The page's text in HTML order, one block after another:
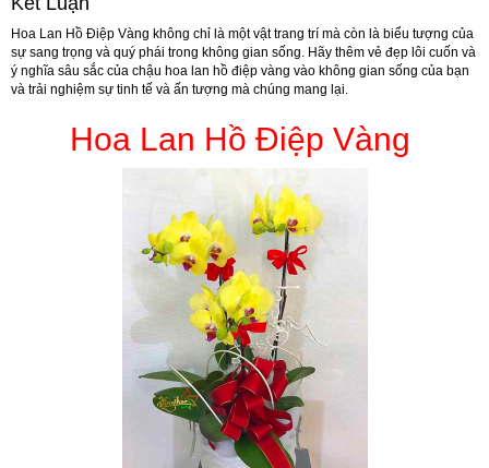
Hoa Lan Hồ Điệp Vàng không chỉ là một vật trang trí mà còn là biểu tượng của
sự sang trọng và quý phái trong không gian sống. Hãy thêm vẻ đẹp lôi cuốn và
ý nghĩa sâu sắc của chậu hoa lan hồ điệp vàng vào không gian sống của bạn
và trải nghiệm sự tinh tế và ấn tượng mà chúng mang lại.
Hoa Lan Hồ Điệp Vàng